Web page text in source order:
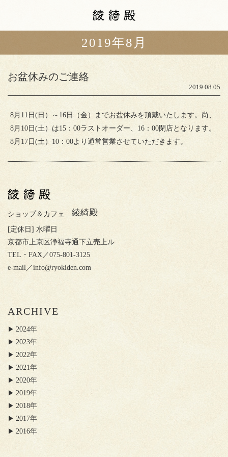
カフェメニュー
アクセス 山中油店
2019年8月
お盆休みのご連絡
2019.08.05
8月11日(日）～16日（金）までお盆休みを頂戴いたします。尚、
8月10日(土）は15：00ラストオーダー、16：00閉店となります。
8月17日(土）10：00より通常営業させていただきます。
ショップ＆カフェ 綾綺殿
[定休日] 水曜日
京都市上京区浄福寺通下立売上ル
TEL・FAX／075-801-3125
e-mail／info@ryokiden.com
ARCHIVE
2024年
2023年
2022年
2021年
2020年
2019年
2018年
2017年
2016年